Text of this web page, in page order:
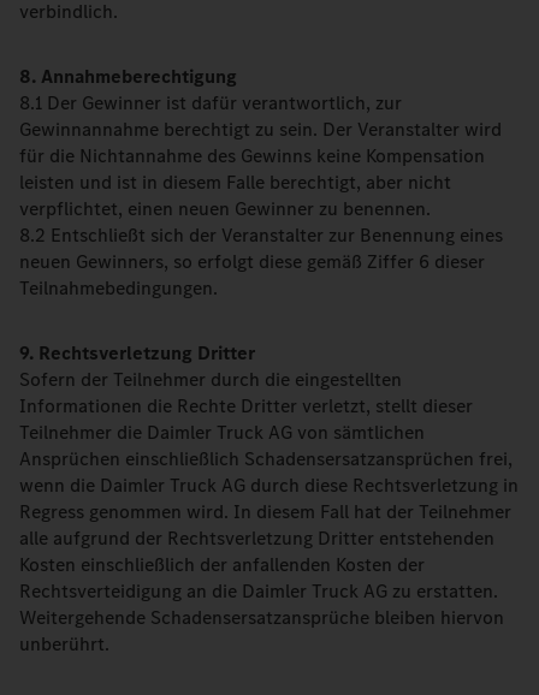
verbindlich.
8. Annahmeberechtigung
8.1 Der Gewinner ist dafür verantwortlich, zur
Gewinnannahme berechtigt zu sein. Der Veranstalter wird
für die Nichtannahme des Gewinns keine Kompensation
leisten und ist in diesem Falle berechtigt, aber nicht
verpflichtet, einen neuen Gewinner zu benennen.
8.2 Entschließt sich der Veranstalter zur Benennung eines
neuen Gewinners, so erfolgt diese gemäß Ziffer 6 dieser
Teilnahmebedingungen.
9. Rechtsverletzung Dritter
Sofern der Teilnehmer durch die eingestellten
Informationen die Rechte Dritter verletzt, stellt dieser
Teilnehmer die Daimler Truck AG von sämtlichen
Ansprüchen einschließlich Schadensersatzansprüchen frei,
wenn die Daimler Truck AG durch diese Rechtsverletzung in
Regress genommen wird. In diesem Fall hat der Teilnehmer
alle aufgrund der Rechtsverletzung Dritter entstehenden
Kosten einschließlich der anfallenden Kosten der
Rechtsverteidigung an die Daimler Truck AG zu erstatten.
Weitergehende Schadensersatzansprüche bleiben hiervon
unberührt.